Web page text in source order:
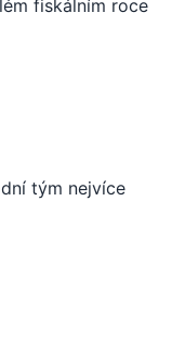
fiskálním roce
tým nejvíce